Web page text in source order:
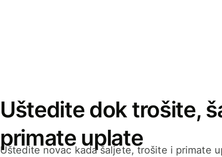
Uštedite dok trošite,
primate uplate
Uštedite novac kada šaljete, trošite i primate